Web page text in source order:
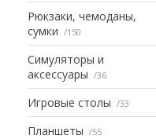
Рюкзаки, чемоданы,
сумки
150
Симуляторы и
аксессуары
36
Игровые столы 33
Планшеты 55